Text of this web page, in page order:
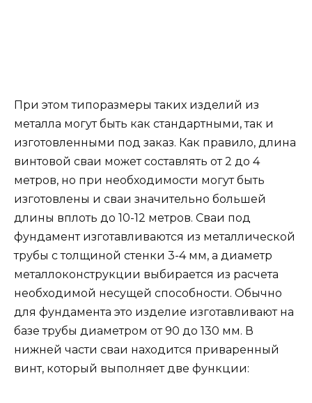
При этом типоразмеры таких изделий из
металла могут быть как стандартными, так и
изготовленными под заказ. Как правило, длина
винтовой сваи может составлять от 2 до 4
метров, но при необходимости могут быть
изготовлены и сваи значительно большей
длины вплоть до 10-12 метров. Сваи под
фундамент изготавливаются из металлической
трубы с толщиной стенки 3-4 мм, а диаметр
металлоконструкции выбирается из расчета
необходимой несущей способности. Обычно
для фундамента это изделие изготавливают на
базе трубы диаметром от 90 до 130 мм. В
нижней части сваи находится приваренный
винт, который выполняет две функции: